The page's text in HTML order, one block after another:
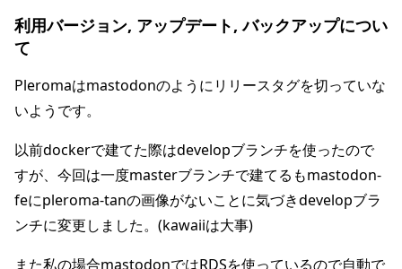
利用バージョン, アップデート, バックアップについ
て
Pleromaはmastodonのようにリリースタグを切っていな
いようです。
以前dockerで建てた際はdevelopブランチを使ったので
すが、今回は一度masterブランチで建てるもmastodon-
feにpleroma-tanの画像がないことに気づきdevelopブラ
ンチに変更しました。(kawaiiは大事)
また私の場合mastodonではRDSを使っているので自動で